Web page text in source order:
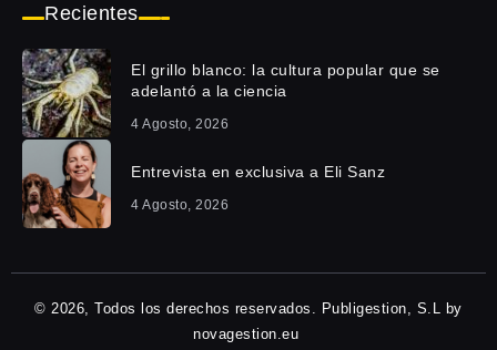
Recientes
El grillo blanco: la cultura popular que se
adelantó a la ciencia
4 Agosto, 2026
Entrevista en exclusiva a Eli Sanz
4 Agosto, 2026
© 2026, Todos los derechos reservados. Publigestion, S.L by
novagestion.eu